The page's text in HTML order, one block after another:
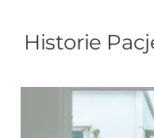
Historie